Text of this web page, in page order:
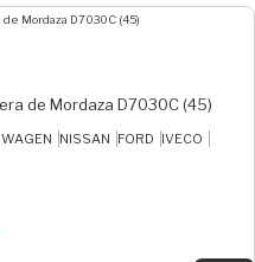
de Mordaza D7030C (45)
NISSAN FORD IVECO